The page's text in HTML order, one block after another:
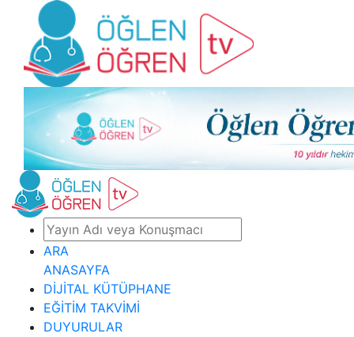
ARA
ANASAYFA
DİJİTAL KÜTÜPHANE
EĞİTİM TAKVİMİ
DUYURULAR